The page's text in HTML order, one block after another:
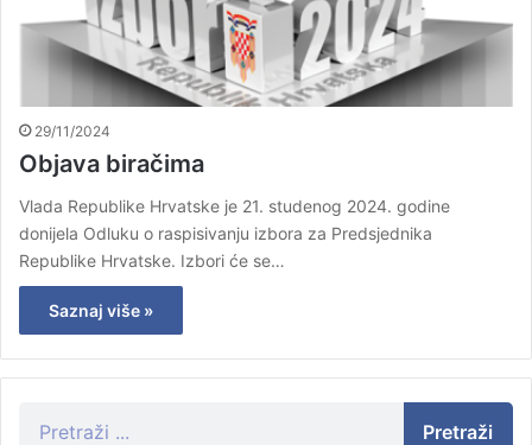
29/11/2024
Objava biračima
Vlada Republike Hrvatske je 21. studenog 2024. godine
donijela Odluku o raspisivanju izbora za Predsjednika
Republike Hrvatske. Izbori će se…
Saznaj više »
Pretraži